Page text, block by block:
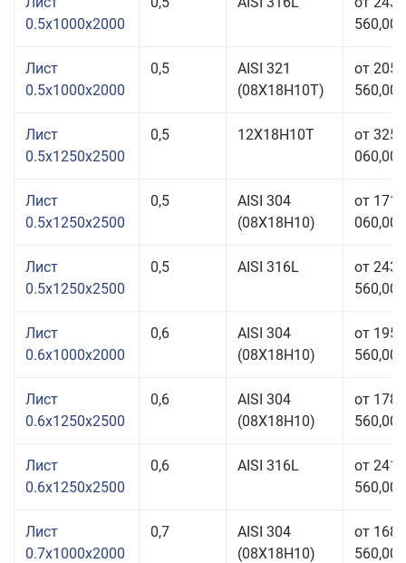
0.5x1000x2000
560,00
Лист
0.5x1000x2000
0,5
AISI 321
(08Х18Н10T)
от 205
560,00
Лист
0.5x1250x2500
0,5 12Х18Н10Т
от 325
060,00
Лист
0.5x1250x2500
0,5
AISI 304
(08Х18Н10)
от 171
060,00
Лист
0.5x1250x2500
0,5 AISI 316L
от 243
560,00
Лист
0.6x1000x2000
0,6
AISI 304
(08Х18Н10)
от 195
560,00
Лист
0.6x1250x2500
0,6
AISI 304
(08Х18Н10)
от 178
560,00
Лист
0.6x1250x2500
0,6 AISI 316L
от 241
560,00
Лист
0.7x1000x2000
0,7
AISI 304
(08Х18Н10)
от 168
560,00